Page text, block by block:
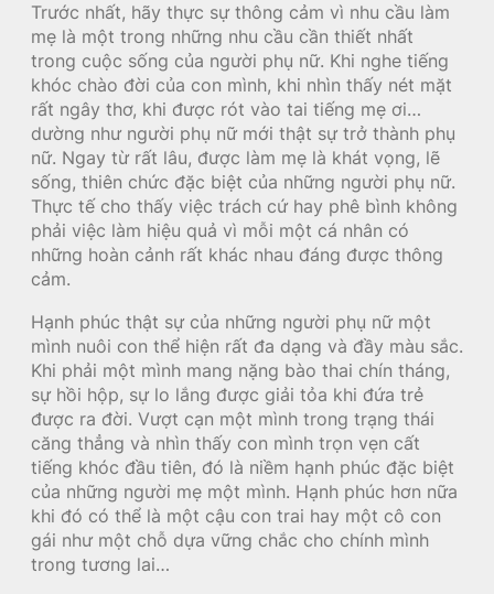
Trước nhất, hãy thực sự thông cảm vì nhu cầu làm
mẹ là một trong những nhu cầu cần thiết nhất
trong cuộc sống của người phụ nữ. Khi nghe tiếng
khóc chào đời của con mình, khi nhìn thấy nét mặt
rất ngây thơ, khi được rót vào tai tiếng mẹ ơi…
dường như người phụ nữ mới thật sự trở thành phụ
nữ. Ngay từ rất lâu, được làm mẹ là khát vọng, lẽ
sống, thiên chức đặc biệt của những người phụ nữ.
Thực tế cho thấy việc trách cứ hay phê bình không
phải việc làm hiệu quả vì mỗi một cá nhân có
những hoàn cảnh rất khác nhau đáng được thông
cảm.
Hạnh phúc thật sự của những người phụ nữ một
mình nuôi con thể hiện rất đa dạng và đầy màu sắc.
Khi phải một mình mang nặng bào thai chín tháng,
sự hồi hộp, sự lo lắng được giải tỏa khi đứa trẻ
được ra đời. Vượt cạn một mình trong trạng thái
căng thẳng và nhìn thấy con mình trọn vẹn cất
tiếng khóc đầu tiên, đó là niềm hạnh phúc đặc biệt
của những người mẹ một mình. Hạnh phúc hơn nữa
khi đó có thể là một cậu con trai hay một cô con
gái như một chỗ dựa vững chắc cho chính mình
trong tương lai…